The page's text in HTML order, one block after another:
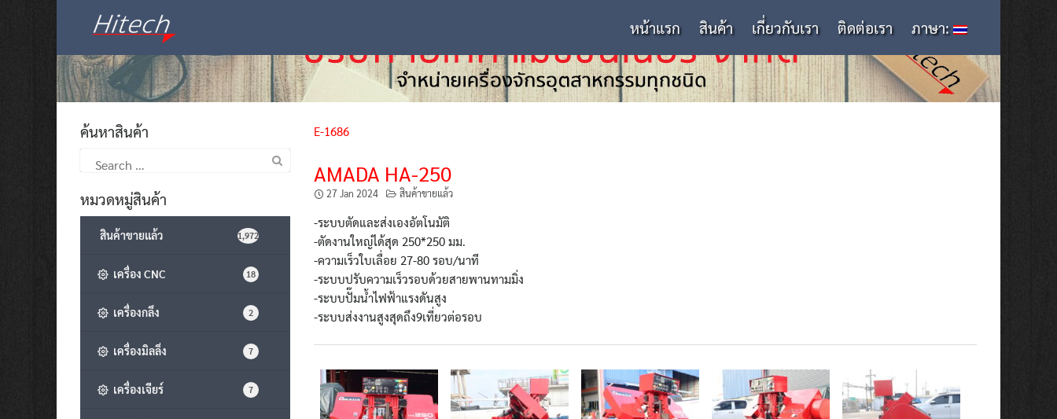
หน้าแรก สินค้า เกี่ยวกับเรา ติดต่อเรา ภาษา:
E-1686
AMADA HA-250
27 Jan 2024 สินค้าขายแล้ว
-ระบบตัดและส่งเองอัตโนมัติ
-ตัดงานใหญ่ได้สุด 250*250 มม.
-ความเร็วใบเลื่อย 27-80 รอบ/นาที
-ระบบปรับความเร็วรอบด้วยสายพานทามมิ่ง
-ระบบปั๊มน้ำไฟฟ้าแรงดันสูง
-ระบบส่งงานสูงสุดถึง9เที่ยวต่อรอบ
ค้นหาสินค้า
for:
หมวดหมู่สินค้า
สินค้าขายแล้ว 1,972
เครื่อง CNC 18
เครื่องกลึง 2
เครื่องมิลลิ่ง 7
เครื่องเจียร์ 7